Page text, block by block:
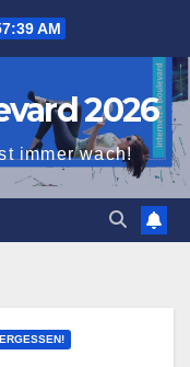
AM
2026
immer wach!